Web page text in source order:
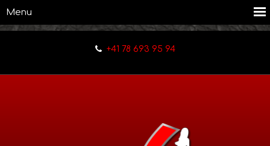
+41 78 693 95 94